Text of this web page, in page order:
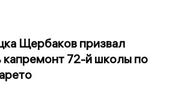
Щербаков призвал
капремонт 72-й школы по